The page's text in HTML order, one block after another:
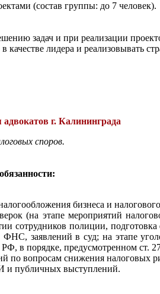
(состав группы: до 7 человек).
задач и при реализации
качестве лидера и реализовывать
г. Калининграда
споров.
бизнеса и
(на этапе мероприятий
сотрудников полиции,
заявлений в суд; на этапе
в порядке, предусмотренном ст.
по вопросам снижения налоговых
и публичных выступлений.